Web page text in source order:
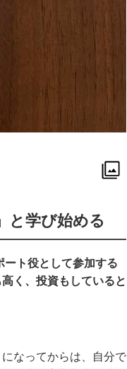
と学び始める
ト役として参加する
く、投資もしていると
なってからは、自分で